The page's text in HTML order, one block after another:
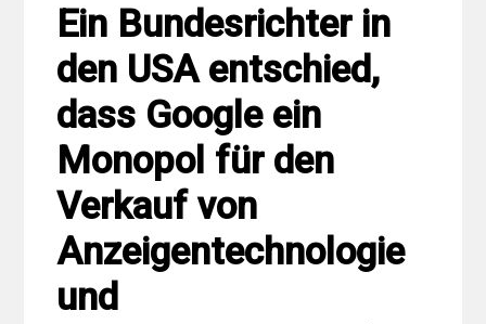
Ein Bundesrichter in
den USA entschied,
dass Google ein
Monopol für den
Verkauf von
Anzeigentechnologie
und